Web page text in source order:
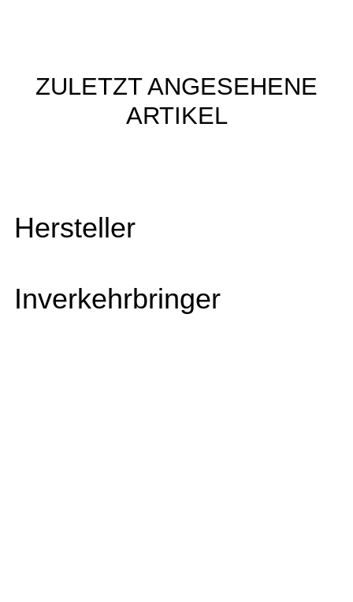
ZULETZT ANGESEHENE
ARTIKEL
Hersteller
Inverkehrbringer